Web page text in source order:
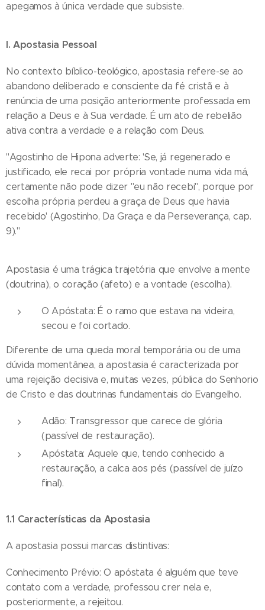
apegamos à única verdade que subsiste.
I. Apostasia Pessoal
No contexto bíblico-teológico, apostasia refere-se ao
abandono deliberado e consciente da fé cristã e à
renúncia de uma posição anteriormente professada em
relação a Deus e à Sua verdade. É um ato de rebelião
ativa contra a verdade e a relação com Deus.
"Agostinho de Hipona adverte: 'Se, já regenerado e
justificado, ele recai por própria vontade numa vida má,
certamente não pode dizer "eu não recebi", porque por
escolha própria perdeu a graça de Deus que havia
recebido' (Agostinho, Da Graça e da Perseverança, cap.
9)."
Apostasia é uma trágica trajetória que envolve a mente
(doutrina), o coração (afeto) e a vontade (escolha).
O Apóstata: É o ramo que estava na videira,
secou e foi cortado.
Diferente de uma queda moral temporária ou de uma
dúvida momentânea, a apostasia é caracterizada por
uma rejeição decisiva e, muitas vezes, pública do Senhorio
de Cristo e das doutrinas fundamentais do Evangelho.
Adão: Transgressor que carece de glória
(passível de restauração).
Apóstata: Aquele que, tendo conhecido a
restauração, a calca aos pés (passível de juízo
final).
1.1 Características da Apostasia
A apostasia possui marcas distintivas:
Conhecimento Prévio: O apóstata é alguém que teve
contato com a verdade, professou crer nela e,
posteriormente, a rejeitou.